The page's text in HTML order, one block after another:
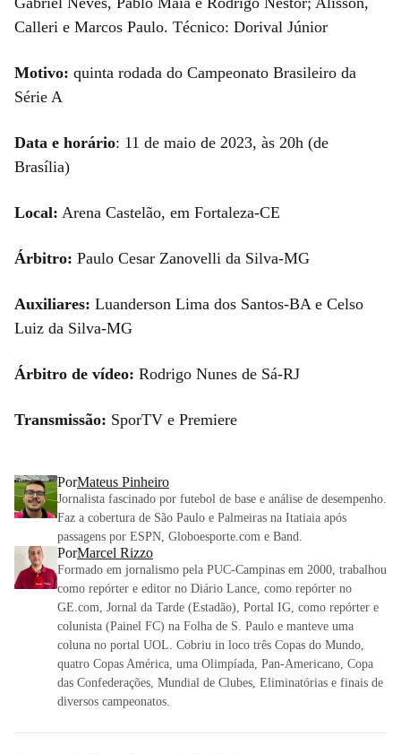
Calleri e Marcos Paulo. Técnico: Dorival Júnior
Motivo: quinta rodada do Campeonato Brasileiro da
Série A
Data e horário: 11 de maio de 2023, às 20h (de
Brasília)
Local: Arena Castelão, em Fortaleza-CE
Árbitro: Paulo Cesar Zanovelli da Silva-MG
Auxiliares: Luanderson Lima dos Santos-BA e Celso
Luiz da Silva-MG
Árbitro de vídeo: Rodrigo Nunes de Sá-RJ
Transmissão: SporTV e Premiere
PorMateus Pinheiro
Jornalista fascinado por futebol de base e análise de desempenho.
Faz a cobertura de São Paulo e Palmeiras na Itatiaia após
passagens por ESPN, Globoesporte.com e Band.
PorMarcel Rizzo
Formado em jornalismo pela PUC-Campinas em 2000, trabalhou
como repórter e editor no Diário Lance, como repórter no
GE.com, Jornal da Tarde (Estadão), Portal IG, como repórter e
colunista (Painel FC) na Folha de S. Paulo e manteve uma
coluna no portal UOL. Cobriu in loco três Copas do Mundo,
quatro Copas América, uma Olimpíada, Pan-Americano, Copa
das Confederações, Mundial de Clubes, Eliminatórias e finais de
diversos campeonatos.